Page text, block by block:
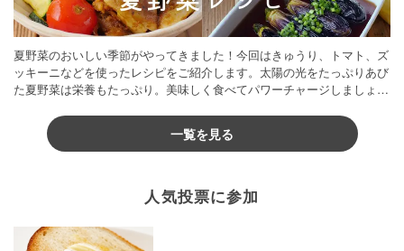
夏野菜のおいしい季節がやってきました！今回はきゅうり、トマト、ズ
ッキーニなどを使ったレシピをご紹介します。太陽の光をたっぷりあび
た夏野菜は栄養もたっぷり。美味しく食べてパワーチャージしましょう
一覧を見る
人気投票に参加